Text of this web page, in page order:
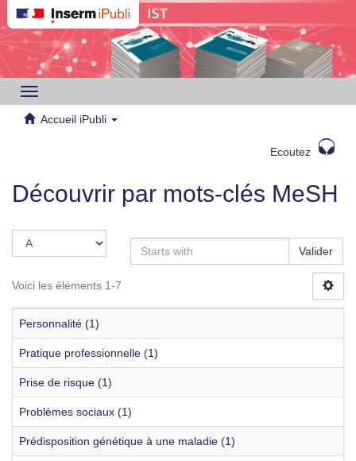
Toggle
navigation
Accueil iPubli
Ecoutez
Découvrir par mots-clés MeSH
Valider
Voici les éléments 1-7
Personnalité (1)
Pratique professionnelle (1)
Prise de risque (1)
Problèmes sociaux (1)
Prédisposition génétique à une maladie (1)